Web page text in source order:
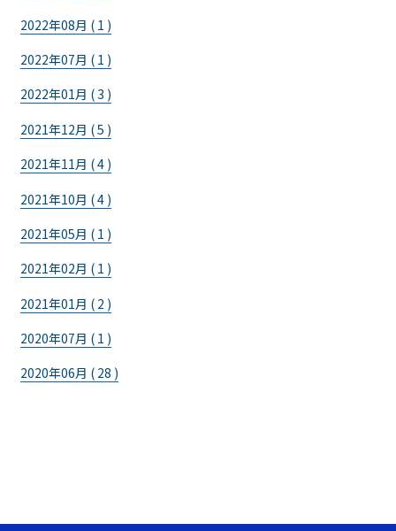
2022年08月 ( 1 )
2022年07月 ( 1 )
2022年01月 ( 3 )
2021年12月 ( 5 )
2021年11月 ( 4 )
2021年10月 ( 4 )
2021年05月 ( 1 )
2021年02月 ( 1 )
2021年01月 ( 2 )
2020年07月 ( 1 )
2020年06月 ( 28 )